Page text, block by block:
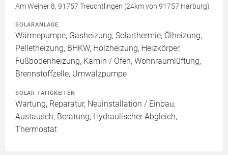
Am Weiher 8, 91757 Treuchtlingen (24km von 91757 Harburg)
SOLARANLAGE
Wärmepumpe, Gasheizung, Solarthermie, Ölheizung,
Pelletheizung, BHKW, Holzheizung, Heizkörper,
Fußbodenheizung, Kamin / Ofen, Wohnraumlüftung,
Brennstoffzelle, Umwälzpumpe
SOLAR TÄTIGKEITEN
Wartung, Reparatur, Neuinstallation / Einbau,
Austausch, Beratung, Hydraulischer Abgleich,
Thermostat